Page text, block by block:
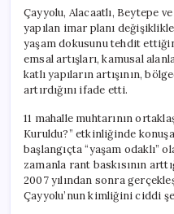
Çayyolu, Alacaatlı, Beytepe
yapılan imar planı
yaşam dokusunu tehdit
emsal artışları, kamusal
katlı yapıların artışının,
artırdığını ifade etti.
11 mahalle muhtarının
Kuruldu?” etkinliğinde
başlangıçta “yaşam odaklı”
zamanla rant baskısının
2007 yılından sonra
Çayyolu’nun kimliğini ciddi